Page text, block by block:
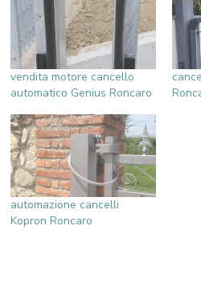
vendita motore cancello
automatico Genius Roncaro
automazione cancelli
Kopron Roncaro